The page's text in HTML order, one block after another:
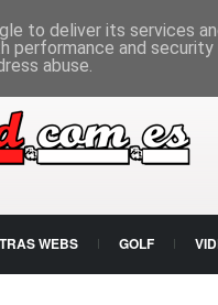
WEBS GOLF
to deliver its services
performance and
abuse.